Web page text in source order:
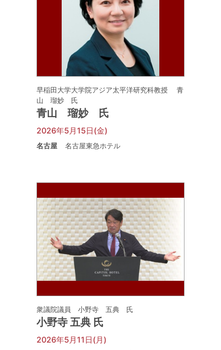
早稲田大学大学院アジア太平洋研究科教授 青
山 瑠妙 氏
青山 瑠妙 氏
2026年5月15日(金)
名古屋 名古屋東急ホテル
衆議院議員 小野寺 五典 氏
小野寺 五典 氏
2026年5月11日(月)